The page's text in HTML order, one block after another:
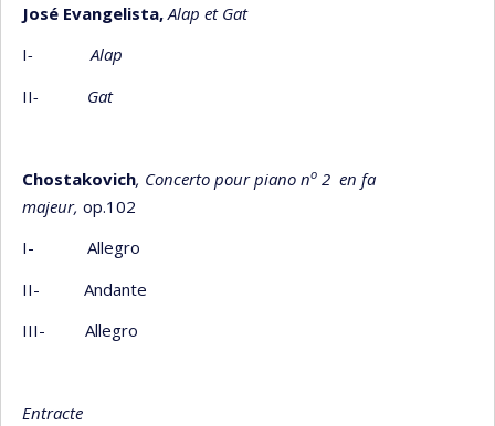
José Evangelista, Alap et Gat
I- Alap
II- Gat
Chostakovich, Concerto pour piano no 2 en fa
majeur, op.102
I- Allegro
II- Andante
III- Allegro
Entracte